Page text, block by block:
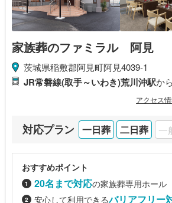
家族葬のファミラル 阿見
茨城県稲敷郡阿見町阿見4039-1
JR常磐線(取手～いわき)荒川沖駅から
アクセス
対応プラン 一日葬 二日葬 一
おすすめポイント
20名まで対応の家族葬専用ホール
安心して利用できるバリアフリー